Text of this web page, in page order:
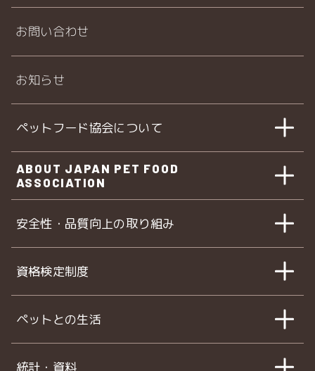
お問い合わせ
お知らせ
ペットフード協会について
ABOUT JAPAN PET FOOD
ASSOCIATION
安全性・品質向上の取り組み
資格検定制度
ペットとの生活
統計・資料